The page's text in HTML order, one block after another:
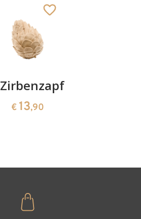
Warenkorb
Zirbenzapfen
€ 13,90